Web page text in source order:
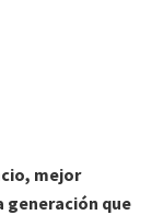
mejor
generación que